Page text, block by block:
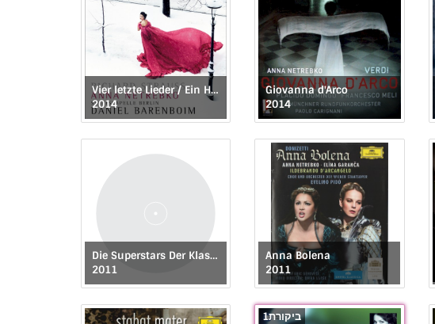
Vier letzte Lieder / Ein Heldenleben
2014
Giovanna d'Arco
2014
Die Superstars Der Klassik
2011
Anna Bolena
2011
1ביקורת